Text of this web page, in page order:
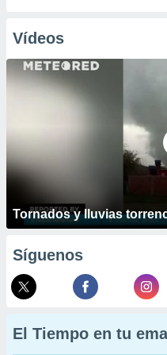
Vídeos
Tornados y lluvias
Síguenos
El Tiempo en tu